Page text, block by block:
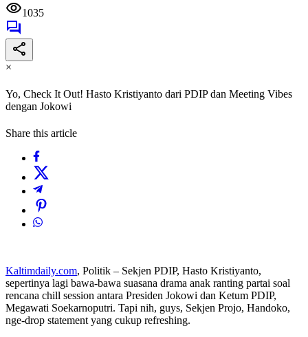
1035
×
Yo, Check It Out! Hasto Kristiyanto dari PDIP dan Meeting Vibes
dengan Jokowi
Share this article
Kaltimdaily.com, Politik – Sekjen PDIP, Hasto Kristiyanto,
sepertinya lagi bawa-bawa suasana drama anak ranting partai soal
rencana chill session antara Presiden Jokowi dan Ketum PDIP,
Megawati Soekarnoputri. Tapi nih, guys, Sekjen Projo, Handoko,
nge-drop statement yang cukup refreshing.